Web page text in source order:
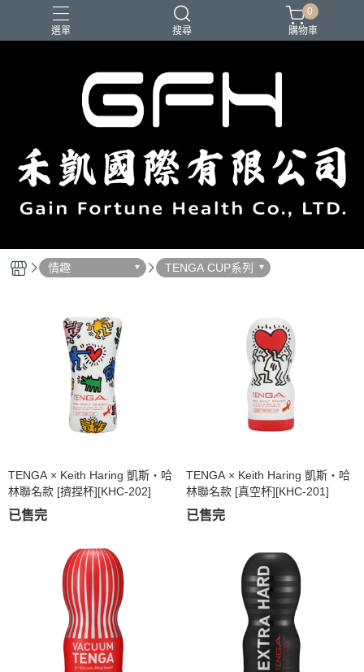
選單 搜尋
0
購物車
情趣 TENGA CUP系列
TENGA × Keith Haring 凱斯・哈
林聯名款 [擠捏杯][KHC-202]
已售完
TENGA × Keith Haring 凱斯・哈
林聯名款 [真空杯][KHC-201]
已售完